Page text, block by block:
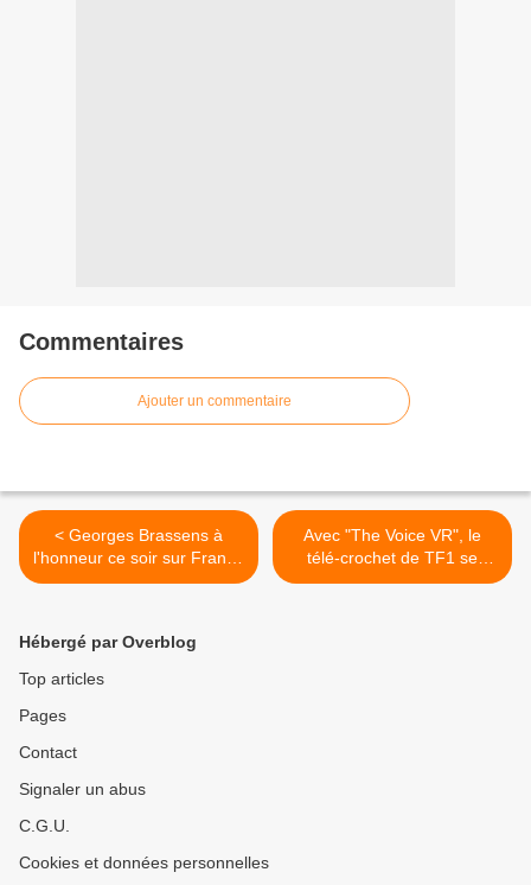
Commentaires
Ajouter un commentaire
< Georges Brassens à
l'honneur ce soir sur France
2
Avec "The Voice VR", le
télé-crochet de TF1 se
lance dans la réalité
Hébergé par Overblog
Top articles
Pages
Contact
Signaler un abus
C.G.U.
Cookies et données personnelles